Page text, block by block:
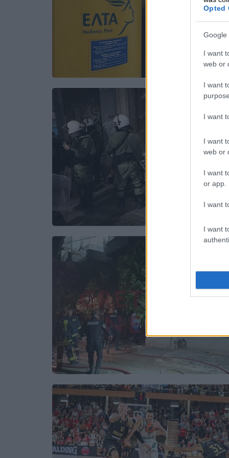
Opted
Google
I want
web or
I want
I want
I want
web or
I want
or app.
I want
I want